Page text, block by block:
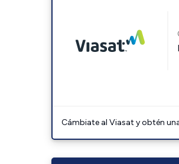
Cámbiate al Viasat y obtén